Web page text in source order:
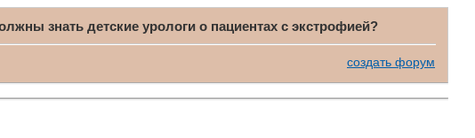
знать детские урологи о пациентах с экстрофией?
создать форум